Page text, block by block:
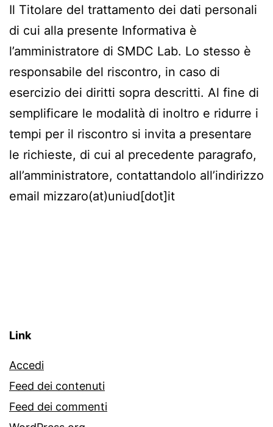
Il Titolare del trattamento dei dati personali
di cui alla presente Informativa è
l’amministratore di SMDC Lab. Lo stesso è
responsabile del riscontro, in caso di
esercizio dei diritti sopra descritti. Al fine di
semplificare le modalità di inoltro e ridurre i
tempi per il riscontro si invita a presentare
le richieste, di cui al precedente paragrafo,
all’amministratore, contattandolo all’indirizzo
email mizzaro(at)uniud[dot]it
Link
Accedi
Feed dei contenuti
Feed dei commenti